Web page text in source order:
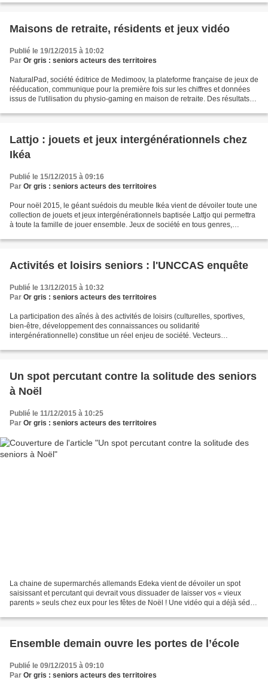
Maisons de retraite, résidents et jeux vidéo
Publié le 19/12/2015 à 10:02
Par Or gris : seniors acteurs des territoires
NaturalPad, société éditrice de Medimoov, la plateforme française de jeux de
rééducation, communique pour la première fois sur les chiffres et données
issus de l'utilisation du physio-gaming en maison de retraite. Des résultats
Lattjo : jouets et jeux intergénérationnels chez
Ikéa
Publié le 15/12/2015 à 09:16
Par Or gris : seniors acteurs des territoires
Pour noël 2015, le géant suédois du meuble Ikéa vient de dévoiler toute une
collection de jouets et jeux intergénérationnels baptisée Lattjo qui permettra
à toute la famille de jouer ensemble. Jeux de société en tous genres,
Activités et loisirs seniors : l'UNCCAS enquête
Publié le 13/12/2015 à 10:32
Par Or gris : seniors acteurs des territoires
La participation des aînés à des activités de loisirs (culturelles, sportives,
bien-être, développement des connaissances ou solidarité
intergénérationnelle) constitue un réel enjeu de société. Vecteurs
Un spot percutant contre la solitude des seniors
à Noël
Publié le 11/12/2015 à 10:25
Par Or gris : seniors acteurs des territoires
La chaine de supermarchés allemands Edeka vient de dévoiler un spot
saisissant et percutant qui devrait vous dissuader de laisser vos « vieux
parents » seuls chez eux pour les fêtes de Noël ! Une vidéo qui a déjà séduit
Ensemble demain ouvre les portes de l’école
Publié le 09/12/2015 à 09:10
Par Or gris : seniors acteurs des territoires